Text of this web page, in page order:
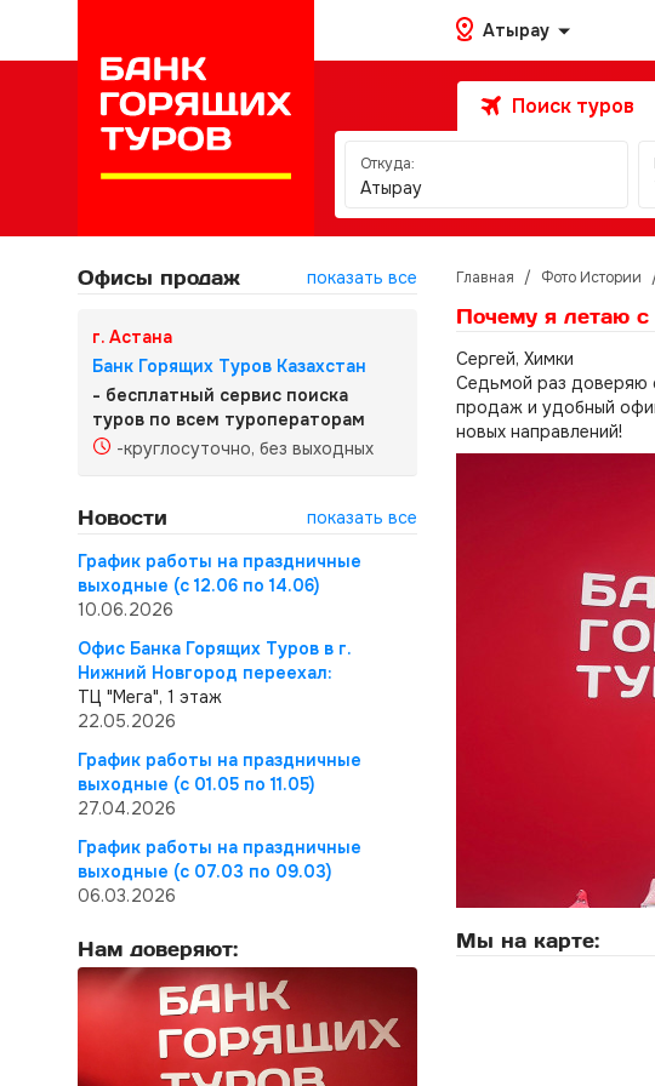
Атырау
Поиск туров
Откуда:
Атырау
Офисы продаж показать все
г. Астана
Банк Горящих Туров Казахстан
- бесплатный сервис поиска
туров по всем туроператорам
-круглосуточно, без выходных
Новости
показать все
График работы на праздничные
выходные (с 12.06 по 14.06)
10.06.2026
Офис Банка Горящих Туров в г.
Нижний Новгород переехал:
ТЦ "Мега", 1 этаж
22.05.2026
График работы на праздничные
выходные (с 01.05 по 11.05)
27.04.2026
График работы на праздничные
выходные (с 07.03 по 09.03)
06.03.2026
Нам доверяют:
Главная / Фото Истории
Почему я летаю
Сергей, Химки
Седьмой раз доверяю
продаж и удобный
новых направлений!
Мы на карте: